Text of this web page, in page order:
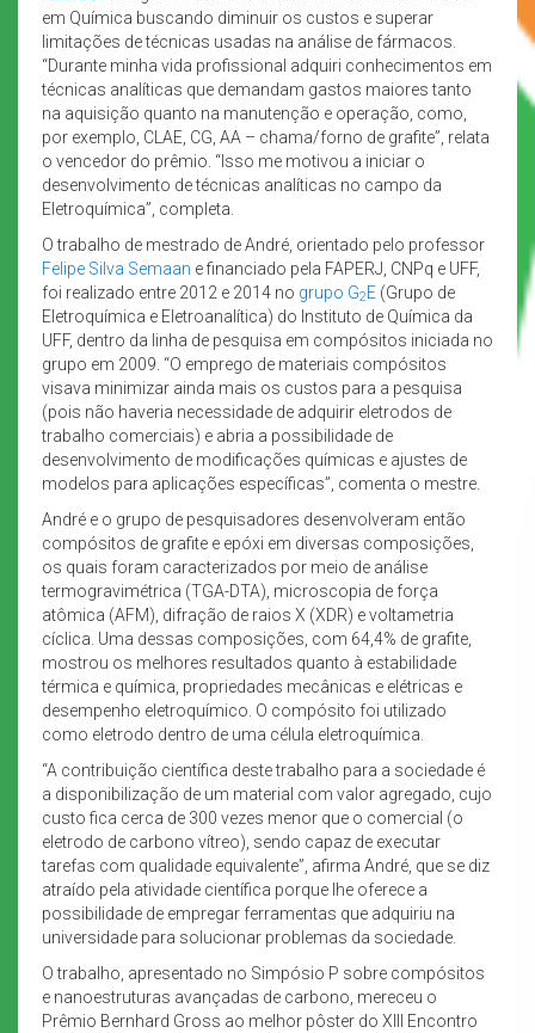
em Química buscando diminuir os custos e superar
limitações de técnicas usadas na análise de fármacos.
“Durante minha vida profissional adquiri conhecimentos em
técnicas analíticas que demandam gastos maiores tanto
na aquisição quanto na manutenção e operação, como,
por exemplo, CLAE, CG, AA – chama/forno de grafite”, relata
o vencedor do prêmio. “Isso me motivou a iniciar o
desenvolvimento de técnicas analíticas no campo da
Eletroquímica”, completa.
O trabalho de mestrado de André, orientado pelo professor
Felipe Silva Semaan e financiado pela FAPERJ, CNPq e UFF,
foi realizado entre 2012 e 2014 no grupo G2E (Grupo de
Eletroquímica e Eletroanalítica) do Instituto de Química da
UFF, dentro da linha de pesquisa em compósitos iniciada no
grupo em 2009. “O emprego de materiais compósitos
visava minimizar ainda mais os custos para a pesquisa
(pois não haveria necessidade de adquirir eletrodos de
trabalho comerciais) e abria a possibilidade de
desenvolvimento de modificações químicas e ajustes de
modelos para aplicações específicas”, comenta o mestre.
André e o grupo de pesquisadores desenvolveram então
compósitos de grafite e epóxi em diversas composições,
os quais foram caracterizados por meio de análise
termogravimétrica (TGA-DTA), microscopia de força
atômica (AFM), difração de raios X (XDR) e voltametria
cíclica. Uma dessas composições, com 64,4% de grafite,
mostrou os melhores resultados quanto à estabilidade
térmica e química, propriedades mecânicas e elétricas e
desempenho eletroquímico. O compósito foi utilizado
como eletrodo dentro de uma célula eletroquímica.
“A contribuição científica deste trabalho para a sociedade é
a disponibilização de um material com valor agregado, cujo
custo fica cerca de 300 vezes menor que o comercial (o
eletrodo de carbono vítreo), sendo capaz de executar
tarefas com qualidade equivalente”, afirma André, que se diz
atraído pela atividade científica porque lhe oferece a
possibilidade de empregar ferramentas que adquiriu na
universidade para solucionar problemas da sociedade.
O trabalho, apresentado no Simpósio P sobre compósitos
e nanoestruturas avançadas de carbono, mereceu o
Prêmio Bernhard Gross ao melhor pôster do XIII Encontro